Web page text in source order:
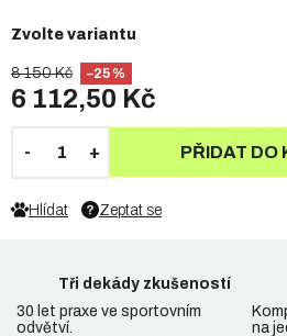
8 150 Kč –25 %
6 112,50 Kč
Zvolte variantu
PŘIDAT DO
Zeptat se
Hlídat
Tři dekády zkušeností
30 let praxe ve sportovním
odvětví.
na